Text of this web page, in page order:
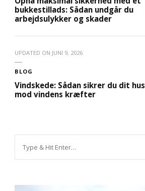
bukkestillads: Sådan undgår du
arbejdsulykker og skader
UPDATED ON JUNI 9, 2026
BLOG
Vindskede: Sådan sikrer du dit hus
mod vindens kræfter